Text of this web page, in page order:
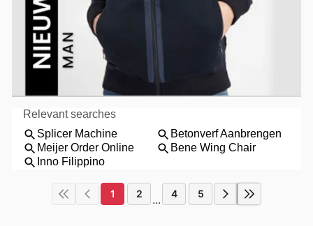
1 2 ... 4 5